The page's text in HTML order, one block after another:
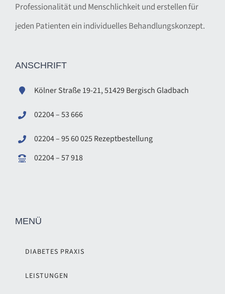
Professionalität und Menschlichkeit und erstellen für
jeden Patienten ein individuelles Behandlungskonzept.
ANSCHRIFT
Kölner Straße 19-21, 51429 Bergisch Gladbach
02204 – 53 666
02204–95 60 025 Rezeptbestellung
02204–57 918
MENÜ
DIABETES PRAXIS
LEISTUNGEN